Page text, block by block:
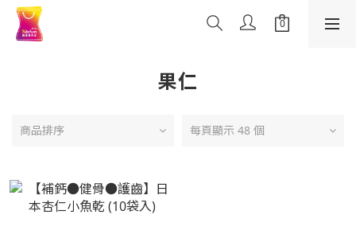
果仁
商品排序 每頁顯示 48 個